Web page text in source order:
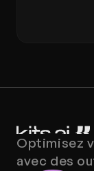
Optimisez
avec des